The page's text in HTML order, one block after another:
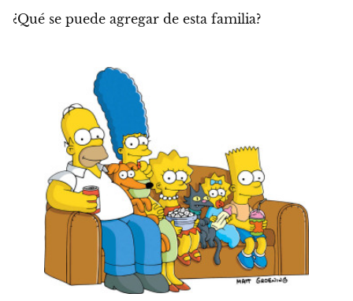
¿Qué se puede agregar de esta familia?